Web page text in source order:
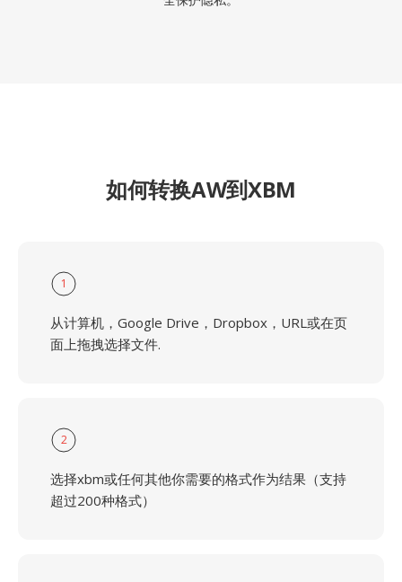
如何转换AW到XBM
1
从计算机，Google Drive，Dropbox，URL或在页
面上拖拽选择文件.
2
选择xbm或任何其他你需要的格式作为结果（支持
超过200种格式）